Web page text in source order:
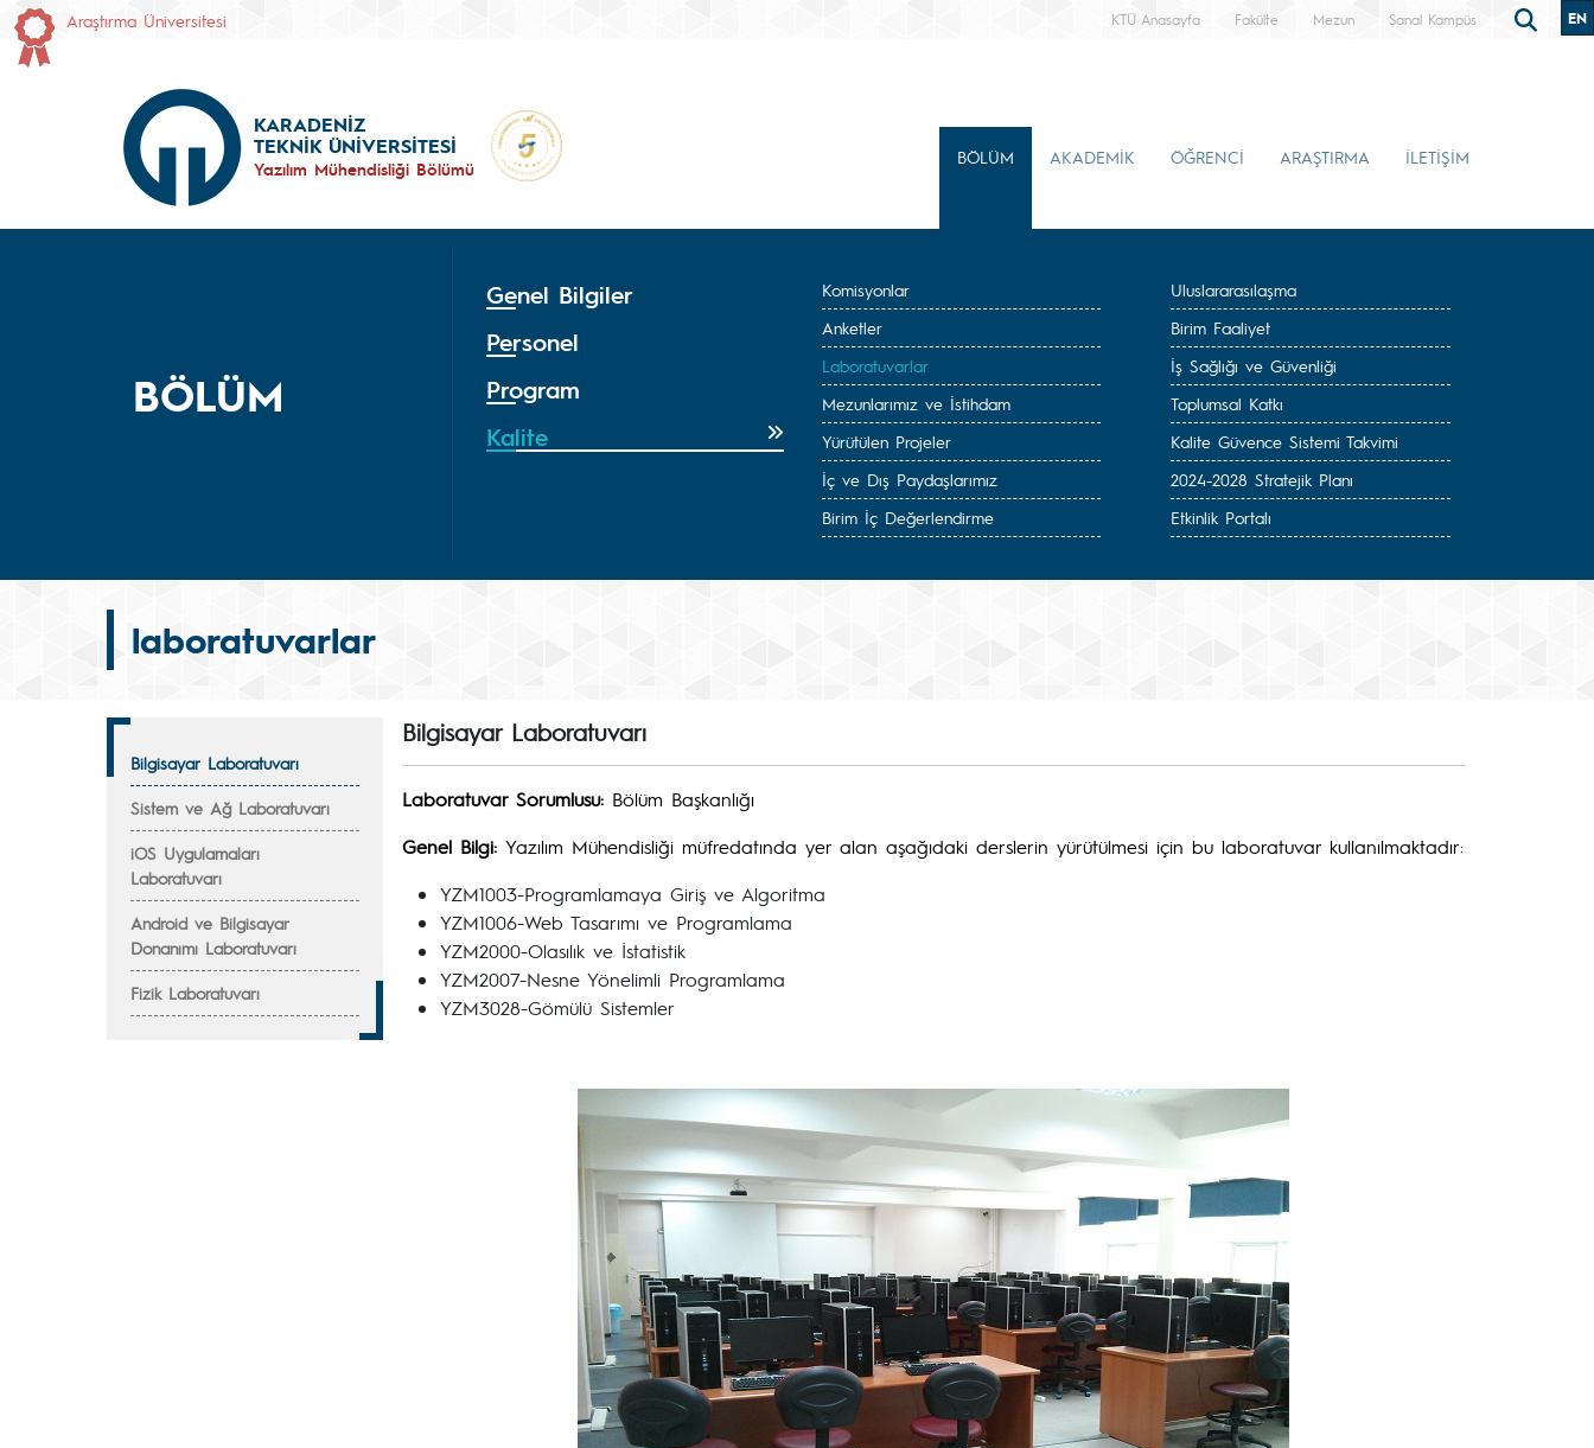
Araştırma Üniversitesi KTÜ Anasayfa Fakülte Mezun Sanal Kampüs EN
KARADENİZ
TEKNİK ÜNİVERSİTESİ
Yazılım Mühendisliği Bölümü
BÖLÜM AKADEMİK ÖĞRENCİ ARAŞTIRMA İLETİŞİM
BÖLÜM
Genel Bilgiler
Personel
Program
Kalite
Komisyonlar
Anketler
Laboratuvarlar
Mezunlarımız ve İstihdam
Yürütülen Projeler
İç ve Dış Paydaşlarımız
Birim İç Değerlendirme
Uluslararasılaşma
Birim Faaliyet
İş Sağlığı ve Güvenliği
Toplumsal Katkı
Kalite Güvence Sistemi Takvimi
2024-2028 Stratejik Planı
Etkinlik Portalı
laboratuvarlar
Bilgisayar Laboratuvarı
Sistem ve Ağ Laboratuvarı
iOS Uygulamaları
Laboratuvarı
Android ve Bilgisayar
Donanımı Laboratuvarı
Fizik Laboratuvarı
Bilgisayar Laboratuvarı
Laboratuvar Sorumlusu:Bölüm Başkanlığı
Genel Bilgi: Yazılım Mühendisliği müfredatında yer alan aşağıdaki derslerin yürütülmesi için bu laboratuvar kullanılmaktadır:
YZM1003-Programlamaya Giriş ve Algoritma
YZM1006-Web Tasarımı ve Programlama
YZM2000-Olasılık ve İstatistik
YZM2007-Nesne Yönelimli Programlama
YZM3028-Gömülü Sistemler